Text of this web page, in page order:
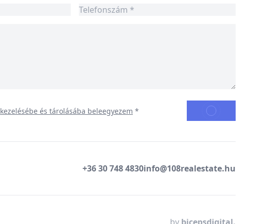
kezelésébe és tárolásába beleegyezem * KÜLDÉS
+36 30 748 4830info@108realestate.hu